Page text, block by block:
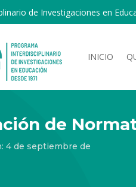
de Investigaciones en
INICIO
de
4 de septiembre de